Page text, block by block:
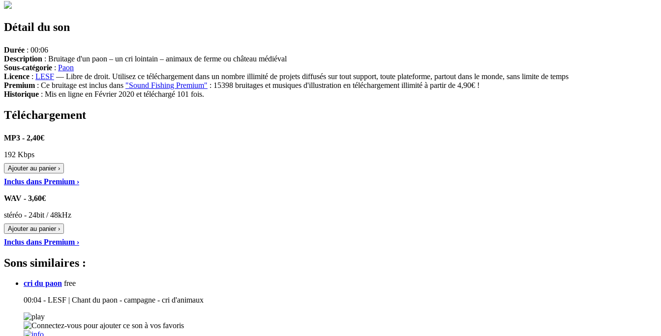
Détail du son
Durée : 00:06
Description : Bruitage d'un paon – un cri lointain – animaux de ferme ou château médiéval
Sous-catégorie : Paon
Licence : LESF — Libre de droit. Utilisez ce téléchargement dans un nombre illimité de projets diffusés sur tout support, toute plateforme, partout dans le monde, sans limite de temps
Premium : Ce bruitage est inclus dans "Sound Fishing Premium" : 15398 bruitages et musiques d'illustration en téléchargement illimité à partir de 4,90€ !
Historique : Mis en ligne en Février 2020 et téléchargé 101 fois.
Téléchargement
MP3 - 2,40€
192 Kbps
Ajouter au panier ›
Inclus dans Premium ›
WAV - 3,60€
stéréo - 24bit / 48kHz
Ajouter au panier ›
Inclus dans Premium ›
Sons similaires :
cri du paon free
00:04 - LESF | Chant du paon - campagne - cri d'animaux